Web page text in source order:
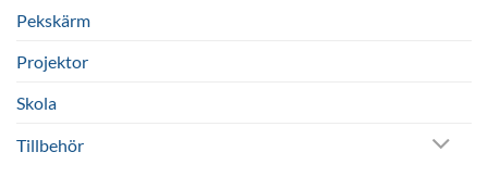
Pekskärm
Projektor
Skola
Tillbehör